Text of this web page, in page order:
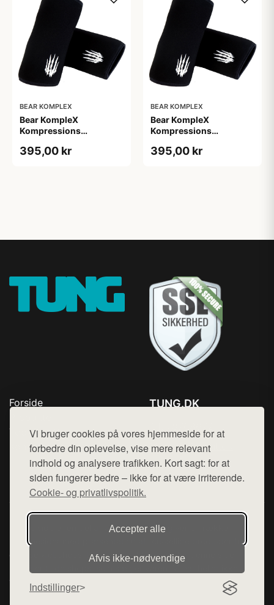
Vi bruger cookies på vores hjemmeside for at
forbedre din oplevelse, vise mere relevant
indhold og analysere trafikken. Kort sagt: for at
siden fungerer bedre – ikke for at være irriterende.
Cookie- og privatlivspolitik.
Accepter alle
Afvis ikke‑nødvendige
Indstillinger
BEAR KOMPLEX
Bear KompleX
Kompressions
XL
395,00 kr
BEAR KOMPLEX
Bear KompleX
Kompressions
XXL til styrketræning
395,00 kr
Forside
Top Rabatter
Kontakt
TUNG.DK
Mail: hej@want.dk
Cookie- og privatlivspolitik
Denne side er en del af want.dk, der udgiver en række
hjemmesider med præsentation af forskellige produkter fra
diverse webshops. Der sælges ikke varer fra denne side - vi
henviser til de shops, som sælger varen. Vi har heller ikke
varerne på lager.